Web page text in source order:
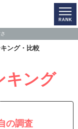
ング・比較
キング
の調査